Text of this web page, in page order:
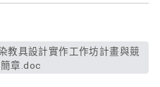
章.doc